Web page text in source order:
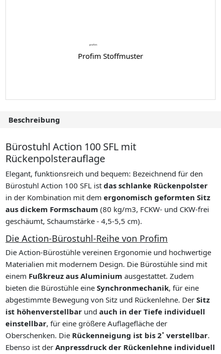
Profim Stoffmuster
Beschreibung
Bürostuhl Action 100 SFL mit
Rückenpolsterauflage
Elegant, funktionsreich und bequem: Bezeichnend für den
Bürostuhl Action 100 SFL istdas schlanke Rückenpolster
in der Kombination mit demergonomisch geformten Sitz
aus dickem Formschaum (80 kg/m3, FCKW- und CKW-frei
geschäumt, Schaumstärke - 4,5-5,5 cm).
Die Action-Bürostuhl-Reihe von Profim
Die Action-Bürostühle vereinen Ergonomie und hochwertige
Materialien mit modernem Design. Die Bürostühle sind mit
einem Fußkreuz aus Aluminium ausgestattet. Zudem
bieten die Bürostühle eineSynchronmechanik, für eine
abgestimmte Bewegung von Sitz und Rückenlehne. DerSitz
ist höhenverstellbar undauch in der Tiefe individuell
einstellbar, für eine größere Auflagefläche der
Oberschenken. Die Rückenneigung ist bis 2˚ verstellbar.
Ebenso ist derAnpressdruck der Rückenlehne individuell